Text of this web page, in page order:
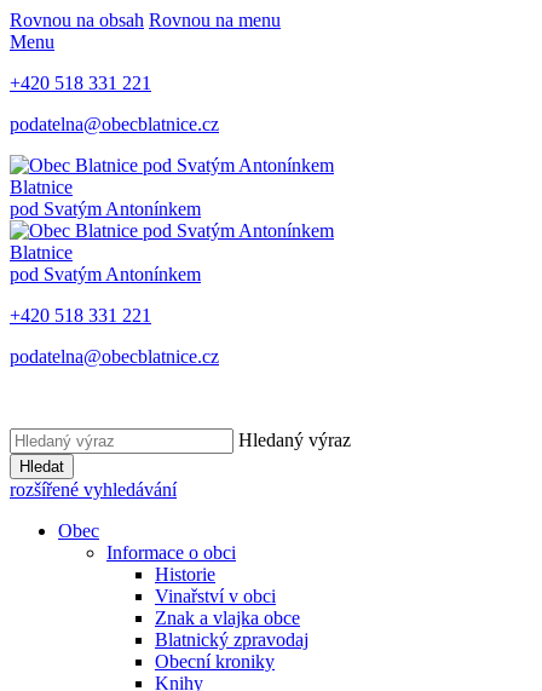
Rovnou na obsah Rovnou na menu
Menu
+420 518 331 221
podatelna@obecblatnice.cz
Blatnice
pod Svatým Antonínkem
Blatnice
pod Svatým Antonínkem
+420 518 331 221
podatelna@obecblatnice.cz
Hledaný výraz
Hledat
rozšířené vyhledávání
Obec
Informace o obci
Historie
Vinařství v obci
Znak a vlajka obce
Blatnický zpravodaj
Obecní kroniky
Knihy